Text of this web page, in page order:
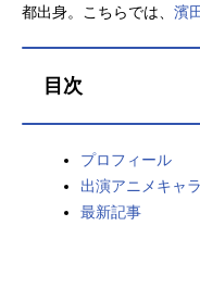
今期アニメ曜日別一覧
春アニメ
秋アニメ
男性声優/女性声優一覧
都出身。こちらでは、 濱
目次
プロフィール
出演アニメキャ
最新記事